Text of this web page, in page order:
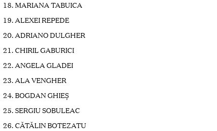
MARIANA TABUICA
ALEXEI REPEDE
ADRIANO DULGHER
CHIRIL GABURICI
ANGELA GLADEI
ALA VENGHER
BOGDAN GHIEȘ
SERGIU SOBULEAC
CĂTĂLIN BOTEZATU